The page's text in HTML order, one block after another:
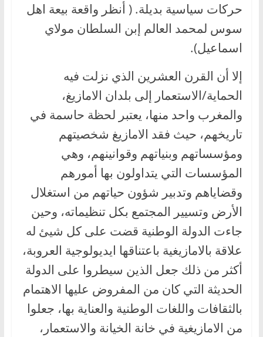
حركات سياسية بديلة. ( أنظر واقعة بيعة اهل
سوس لمحمد العالم إبن السلطان مولاي
اسماعيل).
إلا أن القرن العشرين الذي نزلت فيه
الحماية/الاستعمار إلى بلدان الامازيغ،
والمغرب واحد منها، يعتبر لحظة حاسمة في
تاريخهم، حيث فقد الامازيغ شخصيتهم
ومؤسساتهم وبنياتهم وقوانينهم، وهي
المؤسسات التي يتداولون بها أمورهم
وقضاياهم وتدبير شؤون حياتهم من استغلال
الأرض وتسيير المجتمع بكل تنظيماته، وحين
جاءت الدولة الوطنية قضت على كل شيئ له
علاقة بالامازيغية باعتناقها ايديولوجية العروبة،
أكثر من ذلك جعل الذين سيطروا على الدولة
الحديثة التي كان من المفروض عليها الاهتمام
بالثقافات واللغات الوطنية والعناية بها، جعلوا
من الامازيغية في خانة الخيانة والاستعمار،